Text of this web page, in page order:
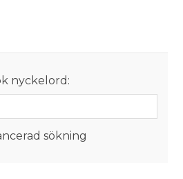
nyckelord:
sökning